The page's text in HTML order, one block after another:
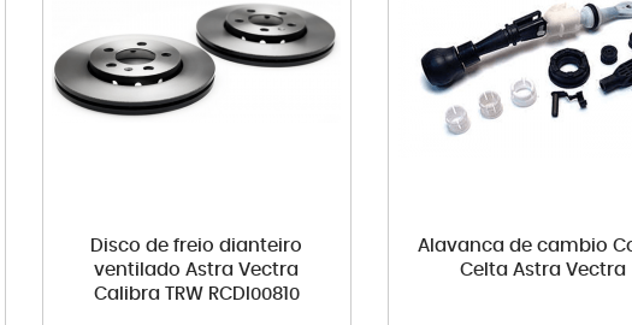
Disco de freio dianteiro
ventilado Astra Vectra
Calibra TRW RCDI00810
Alavanca de cambio
Celta Astra Vectra